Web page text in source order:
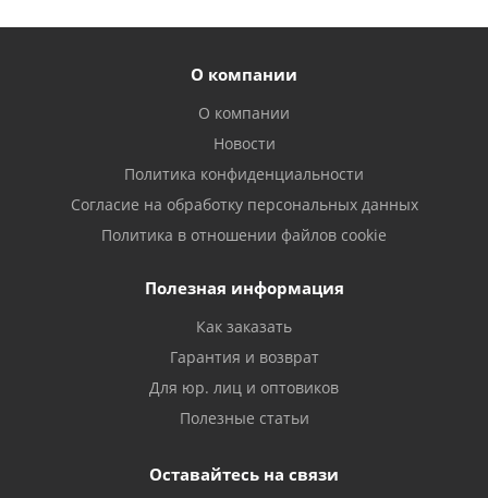
О компании
О компании
Новости
Политика конфиденциальности
Согласие на обработку персональных данных
Политика в отношении файлов cookie
Полезная информация
Как заказать
Гарантия и возврат
Для юр. лиц и оптовиков
Полезные статьи
Оставайтесь на связи